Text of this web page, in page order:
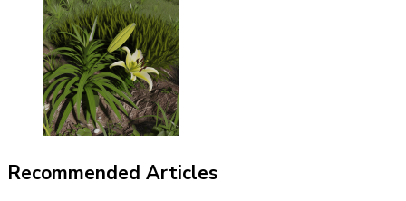
Recommended Articles